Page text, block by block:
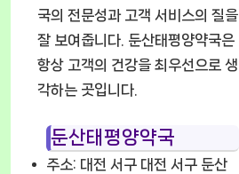
국의 전문성과 고객 서비스의 질을
잘 보여줍니다. 둔산태평양약국은
항상 고객의 건강을 최우선으로 생
각하는 곳입니다.
둔산태평양약국
주소: 대전 서구 대전 서구 둔산